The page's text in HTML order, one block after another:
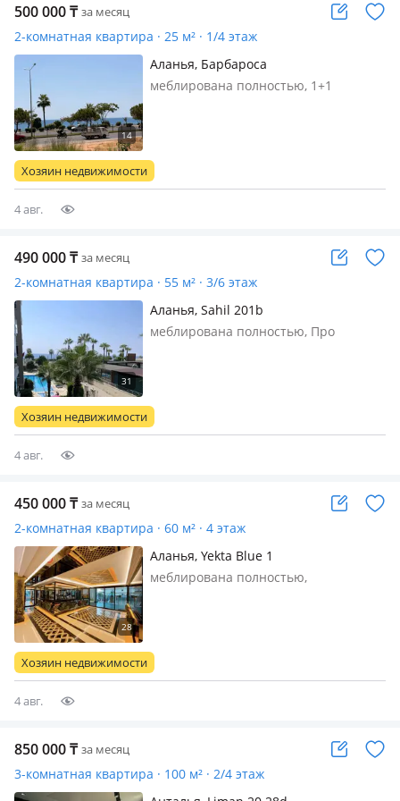
500 000₸ за месяц
2-комнатная квартира · 25 м² · 1/4 этаж
Аланья, Барбароса
меблирована полностью, 1+1
Спортивный зал Бильярд Детская
игровая зона Барбекю
Хозяин недвижимости
4 авг.
490 000₸ за месяц
2-комнатная квартира · 55 м² · 3/6 этаж
Аланья, Sahil 201b
меблирована полностью, Про
Средняя и мелкая галька: и по берегу
ходить комфортно, и вода
Хозяин недвижимости
4 авг.
450 000₸ за месяц
2-комнатная квартира · 60 м² · 4 этаж
Аланья, Yekta Blue 1
меблирована полностью,
магазинов, кафе, большой
супермаркет Мигрос, пятничный
Хозяин недвижимости
4 авг.
850 000₸ за месяц
3-комнатная квартира · 100 м² · 2/4 этаж